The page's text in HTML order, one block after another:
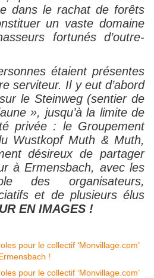
dans le rachat de forêts
un vaste domaine
fortunés d’outre-
étaient présentes
serviteur. Il y eut d’abord
le Steinweg (sentier de
», jusqu’à la limite de
privée : le Groupement
Wustkopf Muth & Muth,
désireux de partager
à Ermensbach, avec les
des organisateurs,
et de plusieurs élus
EN IMAGES !